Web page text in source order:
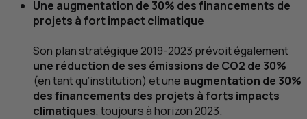
Une augmentation de 30% des financements de
projets à fort impact climatique
Son plan stratégique 2019-2023 prévoit également
une réduction de ses émissions de CO2 de 30%
(en tant qu’institution) et une augmentation de 30%
des financements des projets à forts impacts
climatiques, toujours à horizon 2023.